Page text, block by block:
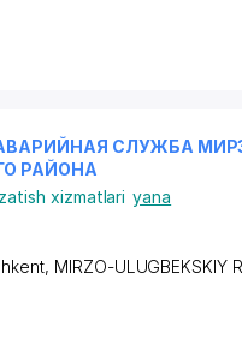
СЛУЖБА
РАЙОНА
xizmatlari yana
MIRZO-ULUGBEKSKIY